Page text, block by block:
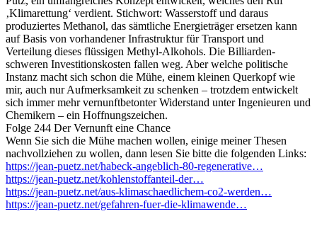
‚Klimarettung‘ verdient. Stichwort: Wasserstoff und daraus
produziertes Methanol, das sämtliche Energieträger ersetzen kann
auf Basis von vorhandener Infrastruktur für Transport und
Verteilung dieses flüssigen Methyl-Alkohols. Die Billiarden-
schweren Investitionskosten fallen weg. Aber welche politische
Instanz macht sich schon die Mühe, einem kleinen Querkopf wie
mir, auch nur Aufmerksamkeit zu schenken – trotzdem entwickelt
sich immer mehr vernunftbetonter Widerstand unter Ingenieuren und
Chemikern – ein Hoffnungszeichen.
Folge 244 Der Vernunft eine Chance
Wenn Sie sich die Mühe machen wollen, einige meiner Thesen
nachvollziehen zu wollen, dann lesen Sie bitte die folgenden Links:
https://jean-puetz.net/habeck-angeblich-80-regenerative…
https://jean-puetz.net/kohlenstoffanteil-der…
https://jean-puetz.net/aus-klimaschaedlichem-co2-werden…
https://jean-puetz.net/gefahren-fuer-die-klimawende…